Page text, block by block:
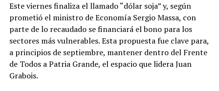
Este viernes finaliza el llamado “dólar soja” y, según
prometió el ministro de Economía Sergio Massa, con
parte de lo recaudado se financiará el bono para los
sectores más vulnerables. Esta propuesta fue clave para,
a principios de septiembre, mantener dentro del Frente
de Todos a Patria Grande, el espacio que lidera Juan
Grabois.